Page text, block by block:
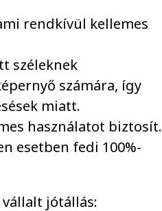
rendkívül kellemes
széleknek
számára, így
miatt.
használatot biztosít.
esetben fedi 100%-
jótállás: